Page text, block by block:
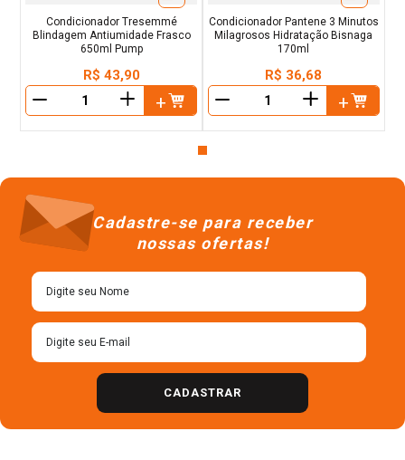
Condicionador Tresemmé
Blindagem Antiumidade Frasco
650ml Pump
R$ 43,90
＋
Condicionador Pantene 3 Minutos
Milagrosos Hidratação Bisnaga
170ml
R$ 36,68
＋
Cadastre-se para receber
nossas ofertas!
CADASTRAR